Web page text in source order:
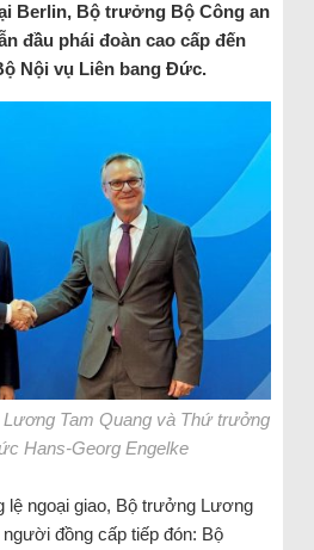
Berlin, Bộ trưởng Bộ Công an
đầu phái đoàn cao cấp đến
Nội vụ Liên bang Đức.
Tam Quang và Thứ trưởng
Hans-Georg Engelke
lệ ngoại giao, Bộ trưởng Lương
đồng cấp tiếp đón: Bộ